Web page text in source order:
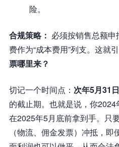
险。
合规策略： 必须按销售总额
费作为“成本费用”列支。这
票哪里来？
切记一个时间点： 次年5月31日
的截止期。也就是说，你
在2025年5月底前拿到手。只
（物流、佣金发票）冲抵，